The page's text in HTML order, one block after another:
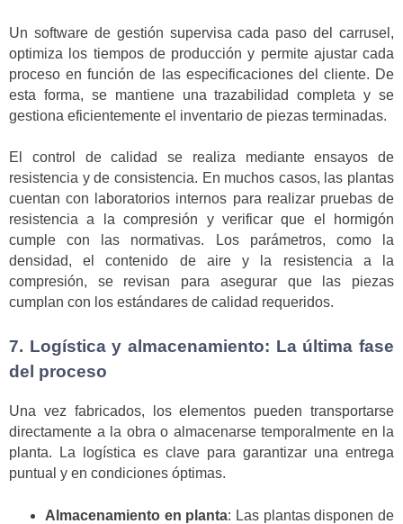
Un software de gestión supervisa cada paso del carrusel,
optimiza los tiempos de producción y permite ajustar cada
proceso en función de las especificaciones del cliente. De
esta forma, se mantiene una trazabilidad completa y se
gestiona eficientemente el inventario de piezas terminadas.
El control de calidad se realiza mediante ensayos de
resistencia y de consistencia. En muchos casos, las plantas
cuentan con laboratorios internos para realizar pruebas de
resistencia a la compresión y verificar que el hormigón
cumple con las normativas. Los parámetros, como la
densidad, el contenido de aire y la resistencia a la
compresión, se revisan para asegurar que las piezas
cumplan con los estándares de calidad requeridos.
7. Logística y almacenamiento: La última fase
del proceso
Una vez fabricados, los elementos pueden transportarse
directamente a la obra o almacenarse temporalmente en la
planta. La logística es clave para garantizar una entrega
puntual y en condiciones óptimas.
Almacenamiento en planta: Las plantas disponen de